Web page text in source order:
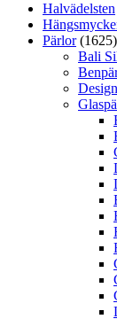
Halvädelsten
Pärlor (1625)
Bali